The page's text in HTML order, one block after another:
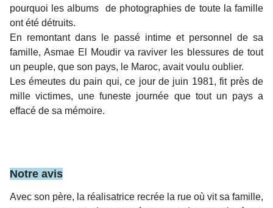
pourquoi les albums de photographies de toute la famille
ont été détruits.
En remontant dans le passé intime et personnel de sa
famille, Asmae El Moudir va raviver les blessures de tout
un peuple, que son pays, le Maroc, avait voulu oublier.
Les émeutes du pain qui, ce jour de juin 1981, fit près de
mille victimes, une funeste journée que tout un pays a
effacé de sa mémoire.
Notre avis
Avec son père, la réalisatrice recrée la rue où vit sa famille,